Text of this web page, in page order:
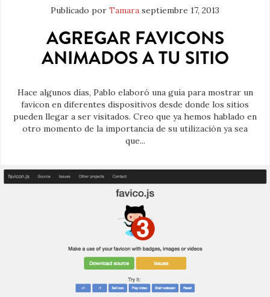
Publicado por Tamara septiembre 17, 2013
AGREGAR FAVICONS
ANIMADOS A TU SITIO
Hace algunos días, Pablo elaboró una guía para mostrar un
favicon en diferentes dispositivos desde donde los sitios
pueden llegar a ser visitados. Creo que ya hemos hablado en
otro momento de la importancia de su utilización ya sea
que...